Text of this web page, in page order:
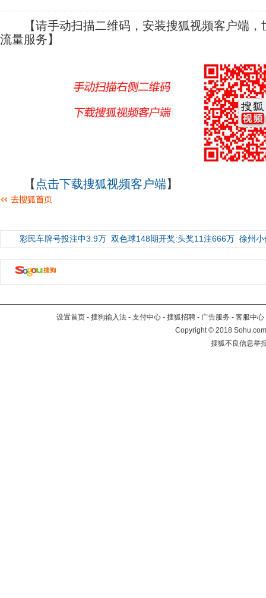
【请手动扫描二维码，安装搜狐视频客户端，
流量服务】
【 点击下载搜狐视频客户端】
彩民车牌号投注中3.9万 双色球148期开奖:头奖11注666万 徐州
设置首页 - 搜狗输入法 - 支付中心 - 搜狐招聘 - 广告服务 - 客服中心
Copyright©2018
搜狐不良信息举